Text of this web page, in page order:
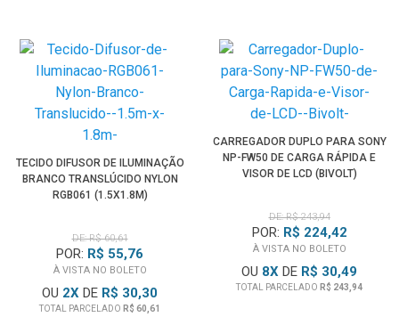
TECIDO DIFUSOR DE ILUMINAÇÃO
BRANCO TRANSLÚCIDO NYLON
RGB061 (1.5X1.8M)
DE: R$ 60,61
POR: R$ 55,76
À VISTA NO BOLETO
OU 2X DE R$ 30,30
TOTAL PARCELADO R$ 60,61
CARREGADOR DUPLO PARA SONY
NP-FW50 DE CARGA RÁPIDA E
VISOR DE LCD (BIVOLT)
DE: R$ 243,94
POR: R$ 224,42
À VISTA NO BOLETO
OU 8X DE R$ 30,49
TOTAL PARCELADO R$ 243,94